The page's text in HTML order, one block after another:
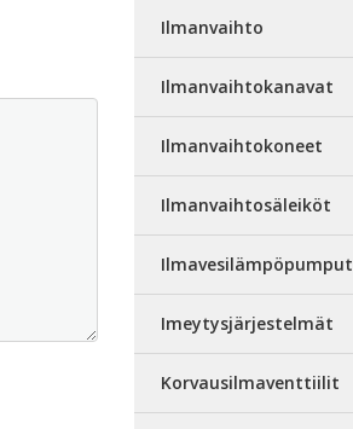
Ilmanvaihto
Ilmanvaihtokanavat
Ilmanvaihtokoneet
Ilmanvaihtosäleiköt
Ilmavesilämpöpumput
Imeytysjärjestelmät
Korvausilmaventtiilit